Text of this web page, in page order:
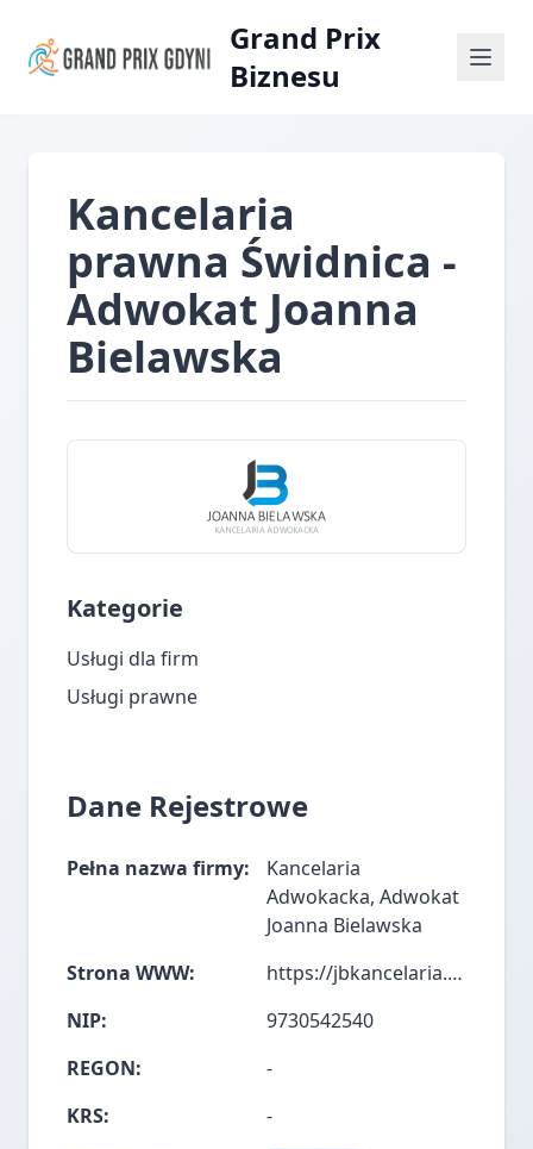
Grand Prix
Biznesu
Kancelaria
prawna Świdnica -
Adwokat Joanna
Bielawska
Kategorie
Usługi dla firm
Usługi prawne
Dane Rejestrowe
Pełna nazwa firmy:
Kancelaria
Adwokacka, Adwokat
Joanna Bielawska
Strona WWW:
https://jbkancelaria.pl/
NIP:
9730542540
REGON:
-
KRS:
-